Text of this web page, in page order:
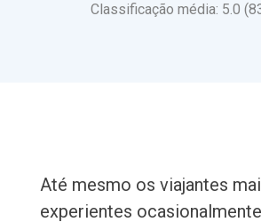
Classificação média: 5.0
Até mesmo os viajantes
experientes